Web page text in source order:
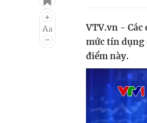
Điện ảnh
Âm nhạc
VTV.vn - Các
mức tín dụng
điểm này.